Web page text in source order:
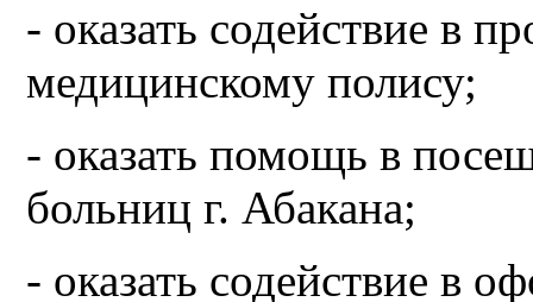
- оказать содействие в
медицинскому полису;
- оказать помощь в
больниц г. Абакана;
- оказать содействие в